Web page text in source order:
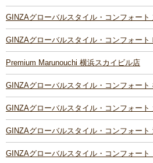
GINZAグローバルスタイル・コンフォー
GINZAグローバルスタイル・コンフォー
Premium Marunouchi 横浜スカイビル店
GINZAグローバルスタイル・コンフォート
GINZAグローバルスタイル・コンフォート
GINZAグローバルスタイル・コンフォート
GINZAグローバルスタイル・コンフォー